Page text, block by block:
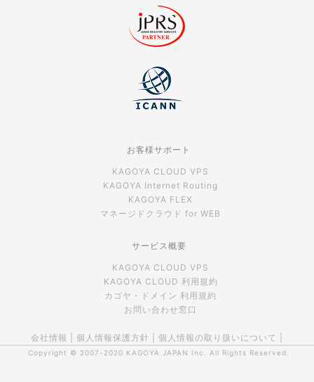
お客様サポート
KAGOYA CLOUD VPS
KAGOYA Internet Routing
KAGOYA FLEX
マネージドクラウド for WEB
サービス概要
KAGOYA CLOUD VPS
KAGOYA CLOUD 利用規約
カゴヤ・ドメイン 利用規約
お問い合わせ窓口
会社情報 個人情報保護方針 個人情報の取り扱いについて
Copyright © 2007-2020 KAGOYA JAPAN Inc. All Rights Reserved.